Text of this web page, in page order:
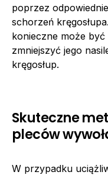
poprzez
schorzeń
konieczne może
zmniejszyć jego
kręgosłup.
Skuteczne
pleców
W przypadku